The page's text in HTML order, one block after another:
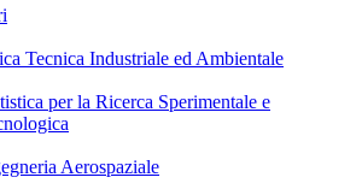
Tecnica Industriale ed Ambientale
per la Ricerca Sperimentale e
Aerospaziale